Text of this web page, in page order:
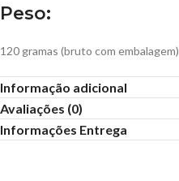
Peso:
120 gramas (bruto com embalagem)
Informação adicional
Avaliações (0)
Informações Entrega